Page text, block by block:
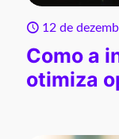
12 de
Como a
otimiza